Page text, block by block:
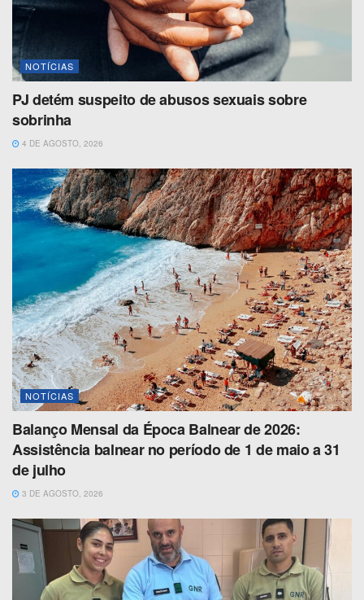
NOTÍCIAS
PJ detém suspeito de abusos sexuais sobre
sobrinha
4 DE AGOSTO, 2026
NOTÍCIAS
Balanço Mensal da Época Balnear de 2026:
Assistência balnear no período de 1 de maio a 31
de julho
3 DE AGOSTO, 2026